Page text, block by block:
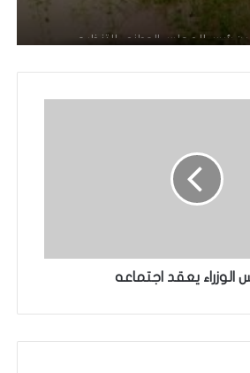
رئيس للمجلس الوطني للتنظيم
مستشارين بديوان الوزير الأول
جديد مشترك لتنظيم بيع ونقل
على عموم التراب الوطني
الشرقي
لجميع الآليات القانونية والتعاقدية
يعقد اجتماعه